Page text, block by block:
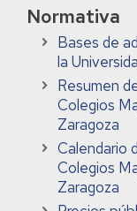
Normativa
Bases de
la
Resumen
Colegios
Zaragoza
Calendario
Colegios
Zaragoza